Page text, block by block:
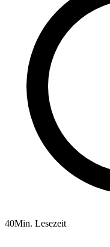
40Min. Lesezeit